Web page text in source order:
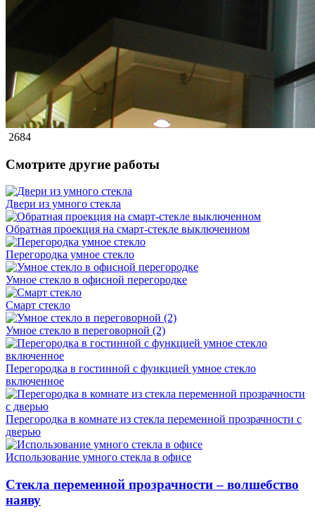
2684
Смотрите другие работы
Двери из умного стекла
Обратная проекция на смарт-стекле выключенном
Перегородка умное стекло
Умное стекло в офисной перегородке
Смарт стекло
Умное стекло в переговорной (2)
Перегородка в гостинной с функцией умное стекло
включенное
Перегородка в комнате из стекла переменной прозрачности с
дверью
Использование умного стекла в офисе
Стекла переменной прозрачности – волшебство
наяву